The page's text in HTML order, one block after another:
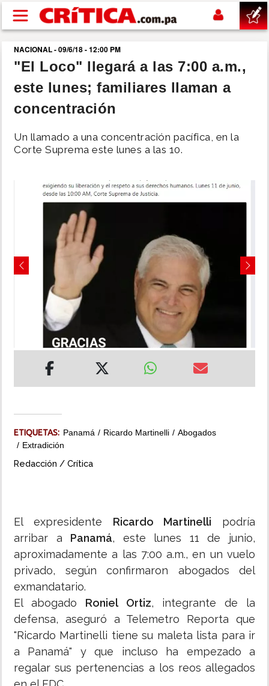
Pasar al contenido principal
buscar
SUCESOS
POLÍTICA
MUNDO
INSÓLITAS
MULTIMEDIA
NACIONAL - 09/6/18 - 12:00 PM
"El Loco" llegará a las 7:00 a.m.,
este lunes; familiares llaman a
concentración
Un llamado a una concentración pacífica, en la
Corte Suprema este lunes a las 10.
Previous Next
ETIQUETAS: Panamá Ricardo Martinelli
Abogados
Extradición
Redacción / Crítica
El expresidente Ricardo Martinelli podría
arribar a Panamá, este lunes 11 de junio,
aproximadamente a las 7:00 a.m., en un vuelo
privado, según confirmaron abogados del
exmandatario.
El abogado Roniel Ortiz, integrante de la
defensa, aseguró a Telemetro Reporta que
"Ricardo Martinelli tiene su maleta lista para ir
a Panamá" y que incluso ha empezado a
regalar sus pertenencias a los reos allegados